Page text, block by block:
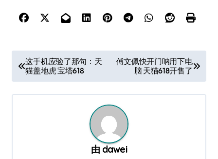
章
导
这手机应验了那句：天
猫盖地虎 宝塔618
傅文佩快开门呐用下电
脑 天猫618开售了
由 dawei